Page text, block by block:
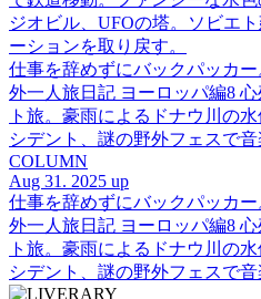
ジオビル、UFOの塔。ソビエ
ーションを取り戻す。
仕事を辞めずにバックパッカ
外一人旅日記 ヨーロッパ編8
ト旅。豪雨によるドナウ川の
シデント、謎の野外フェスで音
COLUMN
Aug 31. 2025 up
仕事を辞めずにバックパッカ
外一人旅日記 ヨーロッパ編8
ト旅。豪雨によるドナウ川の
シデント、謎の野外フェスで音